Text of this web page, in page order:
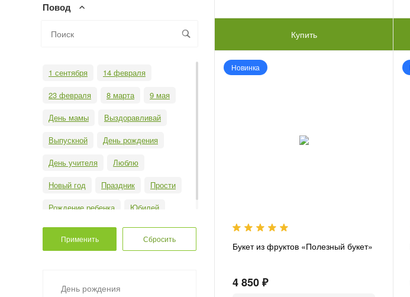
Повод
1 сентября
14 февраля
23 февраля
8 марта
9 мая
День мамы
Выздоравливай
Выпускной
День рождения
День учителя
Люблю
Новый год
Праздник
Прости
Рождение ребенка
Юбилей
День рождения
Купить
Новинка
Букет из фруктов «Полезный букет»
4 850 ₽